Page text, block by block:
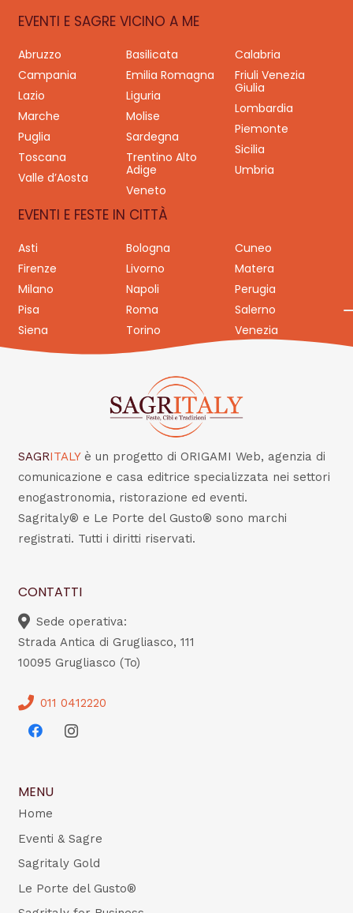
EVENTI E SAGRE VICINO A ME
Abruzzo Basilicata
Calabria
Campania
Emilia Romagna
Friuli Venezia
Giulia
Lazio
Liguria
Lombardia
Marche
Molise
Piemonte
Puglia
Sardegna
Sicilia
Toscana
Trentino Alto
Adige
Umbria
Valle d’Aosta
Veneto
EVENTI E FESTE IN CITTÀ
Asti Bologna
Cuneo
Firenze
Livorno
Matera
Milano
Napoli
Perugia
Pisa
Roma
Salerno
Siena
Torino Venezia
SAGRITALY è un progetto di ORIGAMI Web, agenzia di
comunicazione e casa editrice specializzata nei settori
enogastronomia, ristorazione ed eventi.
Sagritaly® e Le Porte del Gusto® sono marchi
registrati. Tutti i diritti riservati.
CONTATTI
Sede operativa:
Strada Antica di Grugliasco, 111
10095 Grugliasco (To)
011 0412220
MENU
Home
Eventi & Sagre
Sagritaly Gold
Le Porte del Gusto®